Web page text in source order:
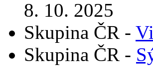
8. 10. 2025
Skupina ČR -
Skupina ČR -